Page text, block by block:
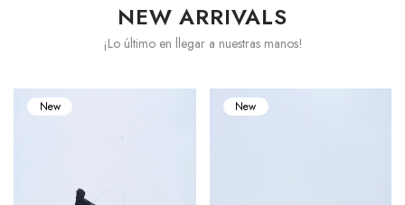
NEW ARRIVALS
¡Lo último en llegar a nuestras manos!
New New